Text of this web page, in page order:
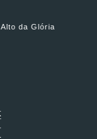
da Glória